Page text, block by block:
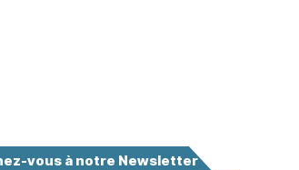
vous à notre Newsletter